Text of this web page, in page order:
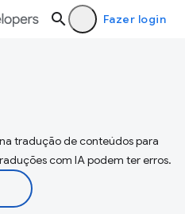
Fazer login
tradução de conteúdos para
com IA podem ter erros.